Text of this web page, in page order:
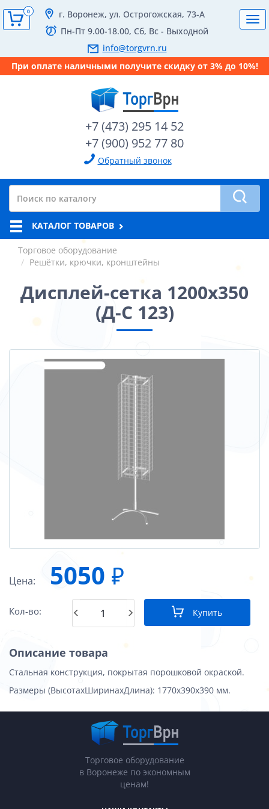
г. Воронеж, ул. Острогожская, 73-А
Пн-Пт 9.00-18.00, Сб, Вс - Выходной
info@torgvrn.ru
При оплате наличными получите скидку от 3% до 10%!
+7 (473) 295 14 52
+7 (900) 952 77 80
Обратный звонок
0
КАТАЛОГ ТОВАРОВ
Торговое оборудование
Решётки, крючки, кронштейны
Дисплей-сетка 1200х350
(Д-С 123)
Цена: 5050 ₽
Кол-во: Купить
Описание товара
Стальная конструкция, покрытая порошковой окраской.
Размеры (ВысотахШиринахДлина): 1770х390х390 мм.
Торговое оборудование
в Воронеже по экономным
ценам!